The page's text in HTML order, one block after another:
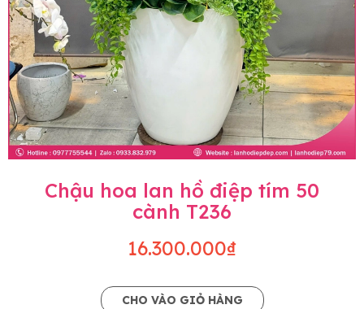
Chậu hoa lan hồ điệp tím 50
cành T236
16.300.000₫
CHO VÀO GIỎ HÀNG